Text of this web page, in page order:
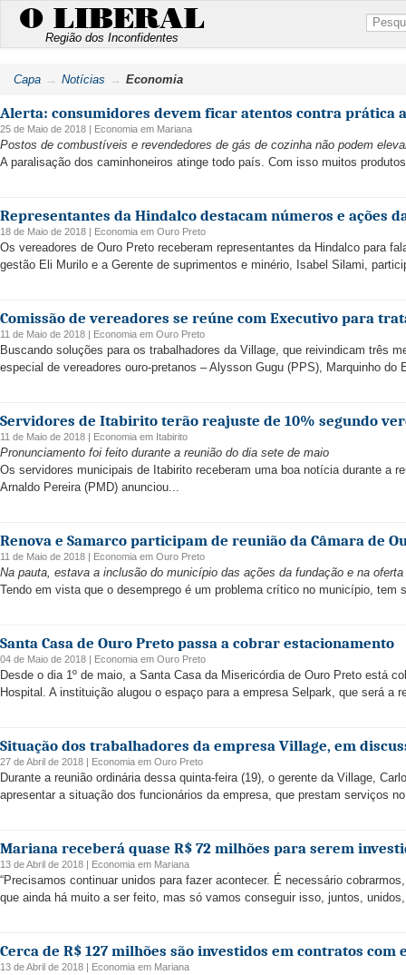
O LIBERAL
Região dos Inconfidentes
Capa Notícias Economia
Alerta: consumidores devem ficar atentos contra prática
25 de Maio de 2018 | Economia em Mariana
Postos de combustíveis e revendedores de gás de cozinha não podem
A paralisação dos caminhoneiros atinge todo país. Com isso muitos
Representantes da Hindalco destacam números e ações
18 de Maio de 2018 | Economia em Ouro Preto
Os vereadores de Ouro Preto receberam representantes da Hindalco para
gestão Eli Murilo e a Gerente de suprimentos e minério, Isabel Silami,
Comissão de vereadores se reúne com Executivo para
11 de Maio de 2018 | Economia em Ouro Preto
Buscando soluções para os trabalhadores da Village, que reivindicam três
especial de vereadores ouro-pretanos – Alysson Gugu (PPS), Marquinho do
Servidores de Itabirito terão reajuste de 10% segundo
11 de Maio de 2018 | Economia em Itabirito
Pronunciamento foi feito durante a reunião do dia sete de maio
Os servidores municipais de Itabirito receberam uma boa notícia durante a
Arnaldo Pereira (PMD) anunciou...
Renova e Samarco participam de reunião da Câmara de
11 de Maio de 2018 | Economia em Ouro Preto
Na pauta, estava a inclusão do município das ações da fundação e na
Tendo em vista que o desemprego é um problema crítico no município, tem
Santa Casa de Ouro Preto passa a cobrar estacionamento
04 de Maio de 2018 | Economia em Ouro Preto
Desde o dia 1º de maio, a Santa Casa da Misericórdia de Ouro Preto está
Hospital. A instituição alugou o espaço para a empresa Selpark, que será a
Situação dos trabalhadores da empresa Village, em
27 de Abril de 2018 | Economia em Ouro Preto
Durante a reunião ordinária dessa quinta-feira (19), o gerente da Village,
apresentar a situação dos funcionários da empresa, que prestam serviços
Mariana receberá quase R$ 72 milhões para serem
13 de Abril de 2018 | Economia em Mariana
“Precisamos continuar unidos para fazer acontecer. É necessário
que ainda há muito a ser feito, mas só vamos conseguir isso, juntos,
Cerca de R$ 127 milhões são investidos em contratos com
13 de Abril de 2018 | Economia em Mariana